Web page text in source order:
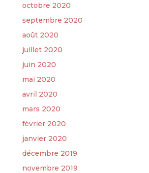
octobre 2020
septembre 2020
août 2020
juillet 2020
juin 2020
mai 2020
avril 2020
mars 2020
février 2020
janvier 2020
décembre 2019
novembre 2019